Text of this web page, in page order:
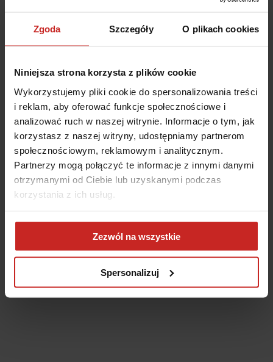
Zgoda Szczegóły O plikach cookies
Niniejsza strona korzysta z plików cookie
Wykorzystujemy pliki cookie do spersonalizowania treści
i reklam, aby oferować funkcje społecznościowe i
analizować ruch w naszej witrynie. Informacje o tym, jak
korzystasz z naszej witryny, udostępniamy partnerom
społecznościowym, reklamowym i analitycznym.
Partnerzy mogą połączyć te informacje z innymi danymi
otrzymanymi od Ciebie lub uzyskanymi podczas
korzystania z ich usług.
Zezwól na wszystkie
Spersonalizuj
browser console for more information)